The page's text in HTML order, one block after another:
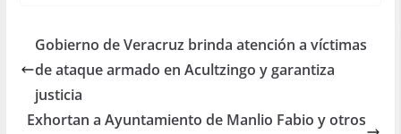
Gobierno de Veracruz brinda atención a víctimas
de ataque armado en Acultzingo y garantiza
justicia
Exhortan a Ayuntamiento de Manlio Fabio y otros